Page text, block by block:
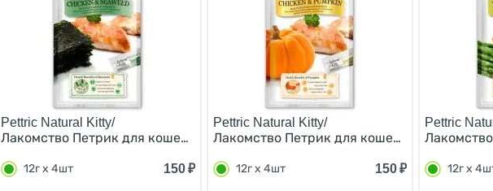
Pettric Natural Kitty/
Лакомство Петрик для кошек Крем-суп для кошек Курица и морские
12г х 4шт 150 ₽
Pettric Natural Kitty/
Лакомство Петрик для кошек Крем-суп
12г х 4шт 150₽
Pettric
12г х